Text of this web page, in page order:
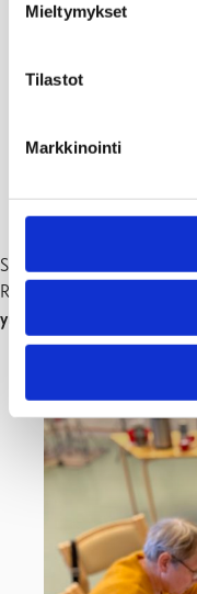
Mieltymykset
Tilastot
Markkinointi
Sitten olikin aika asetella
Raaseporin kartalle.
ympäristön, liikenteen